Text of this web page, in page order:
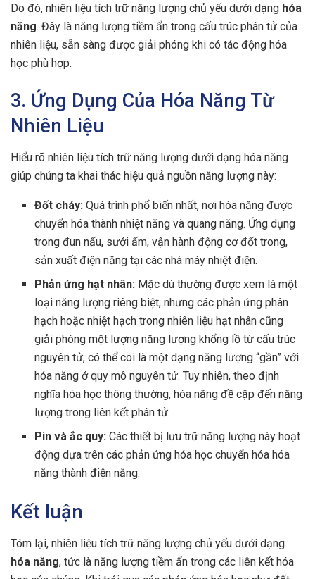
Do đó, nhiên liệu tích trữ năng lượng chủ yếu dưới dạng hóa
năng. Đây là năng lượng tiềm ẩn trong cấu trúc phân tử của
nhiên liệu, sẵn sàng được giải phóng khi có tác động hóa
học phù hợp.
3. Ứng Dụng Của Hóa Năng Từ
Nhiên Liệu
Hiểu rõ nhiên liệu tích trữ năng lượng dưới dạng hóa năng
giúp chúng ta khai thác hiệu quả nguồn năng lượng này:
Đốt cháy: Quá trình phổ biến nhất, nơi hóa năng được
chuyển hóa thành nhiệt năng và quang năng. Ứng dụng
trong đun nấu, sưởi ấm, vận hành động cơ đốt trong,
sản xuất điện năng tại các nhà máy nhiệt điện.
Phản ứng hạt nhân: Mặc dù thường được xem là một
loại năng lượng riêng biệt, nhưng các phản ứng phân
hạch hoặc nhiệt hạch trong nhiên liệu hạt nhân cũng
giải phóng một lượng năng lượng khổng lồ từ cấu trúc
nguyên tử, có thể coi là một dạng năng lượng “gần” với
hóa năng ở quy mô nguyên tử. Tuy nhiên, theo định
nghĩa hóa học thông thường, hóa năng đề cập đến năng
lượng trong liên kết phân tử.
Pin và ắc quy: Các thiết bị lưu trữ năng lượng này hoạt
động dựa trên các phản ứng hóa học chuyển hóa hóa
năng thành điện năng.
Kết luận
Tóm lại, nhiên liệu tích trữ năng lượng chủ yếu dưới dạng
hóa năng, tức là năng lượng tiềm ẩn trong các liên kết hóa